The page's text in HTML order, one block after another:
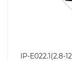
IP-E022.1(2.8-